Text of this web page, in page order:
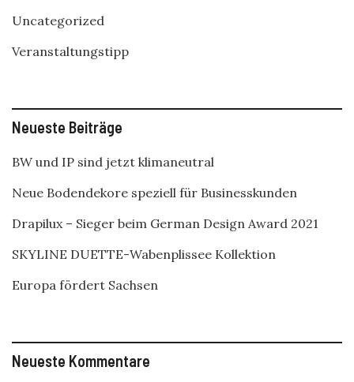
Uncategorized
Veranstaltungstipp
Neueste Beiträge
BW und IP sind jetzt klimaneutral
Neue Bodendekore speziell für Businesskunden
Drapilux – Sieger beim German Design Award 2021
SKYLINE DUETTE-Wabenplissee Kollektion
Europa fördert Sachsen
Neueste Kommentare